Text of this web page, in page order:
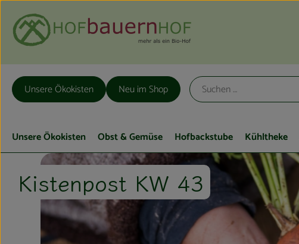
Unsere Ökokisten Neu im Shop
Unsere Ökokisten Obst & Gemüse Hofbackstube Kühltheke
Kistenpost KW 43